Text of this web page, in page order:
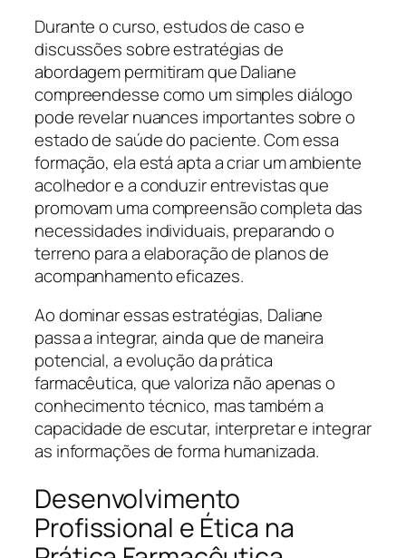
Durante o curso, estudos de caso e
discussões sobre estratégias de
abordagem permitiram que Daliane
compreendesse como um simples diálogo
pode revelar nuances importantes sobre o
estado de saúde do paciente. Com essa
formação, ela está apta a criar um ambiente
acolhedor e a conduzir entrevistas que
promovam uma compreensão completa das
necessidades individuais, preparando o
terreno para a elaboração de planos de
acompanhamento eficazes.
Ao dominar essas estratégias, Daliane
passa a integrar, ainda que de maneira
potencial, a evolução da prática
farmacêutica, que valoriza não apenas o
conhecimento técnico, mas também a
capacidade de escutar, interpretar e integrar
as informações de forma humanizada.
Desenvolvimento
Profissional e Ética na